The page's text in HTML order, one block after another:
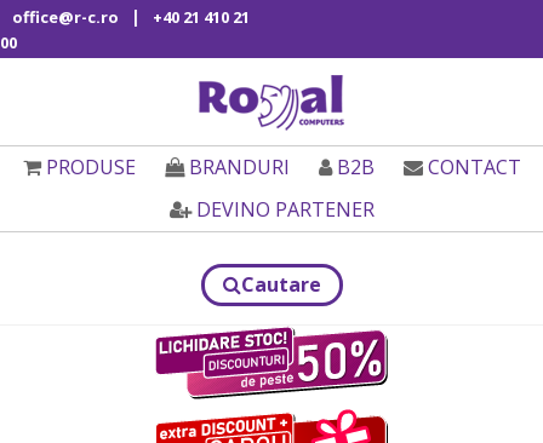
office@r-c.ro |
+40 21 410 21
00
PRODUSE BRANDURI B2B
CONTACT
DEVINO PARTENER
Cautare